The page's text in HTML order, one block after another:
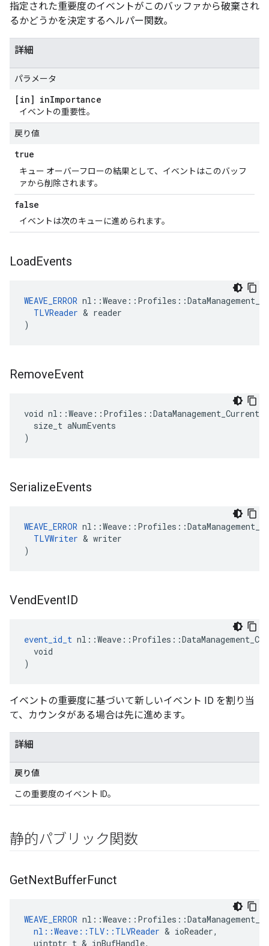
指定された重要度のイベントがこのバッファから破棄され
るかどうかを決定するヘルパー関数。
詳細
パラメータ
[in] inImportance
イベントの重要性。
戻り値
true
キュー オーバーフローの結果として、イベントはこのバッフ
ァから削除されます。
false
イベントは次のキューに進められます。
LoadEvents
WEAVE_ERROR
TLVReader & reader
)
RemoveEvent
void
  size_t aNumEvents
)
SerializeEvents
WEAVE_ERROR
TLVWriter & writer
)
VendEventID
event_id_t
  void
)
イベントの重要度に基づいて新しいイベント ID を割り当
て、カウンタがある場合は先に進めます。
詳細
戻り値
この重要度のイベント ID。
静的パブリック関数
GetNextBufferFunct
WEAVE_ERROR nl ::Weave :: Profiles ::
nl ::Weave :: TLV :: TLVReader & ioReader,
uintptr_t & inBufHandle,